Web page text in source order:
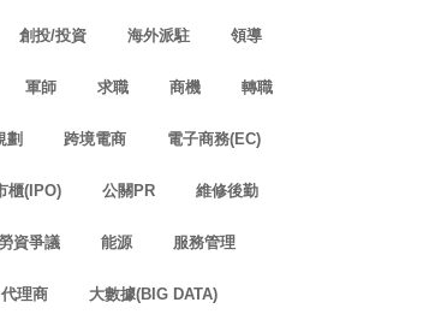
創投/投資 海外派駐 領導
軍師 求職 商機 轉職
劃 跨境電商 電子商務(EC)
櫃(IPO) 公關PR 維修後勤
資爭議 能源 服務管理
代理商 大數據(BIG DATA)